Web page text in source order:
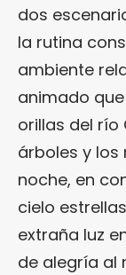
dos
la rutina
ambiente
animado
orillas del río
árboles y los
noche, en
cielo
extraña luz
de alegría al